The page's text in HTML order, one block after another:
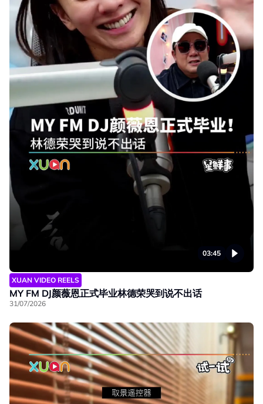
03:45
XUAN VIDEO REELS
MY FM DJ颜薇恩正式毕业林德荣哭到说不出话
31/07/2026